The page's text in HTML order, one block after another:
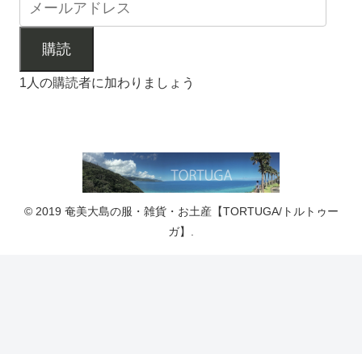
購読
1人の購読者に加わりましょう
© 2019 奄美大島の服・雑貨・お土産【TORTUGA/トルトゥー
ガ】.